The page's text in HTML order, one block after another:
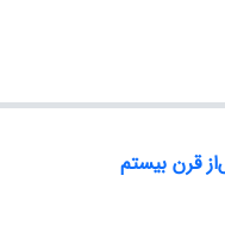
قرن بیستم